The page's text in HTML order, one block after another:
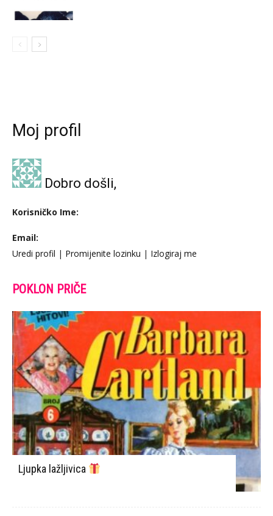
Moj profil
Dobro došli,
Korisničko Ime:
Email:
Uredi profil | Promijenite lozinku | Izlogiraj me
POKLON PRIČE
Ljupka lažljivica